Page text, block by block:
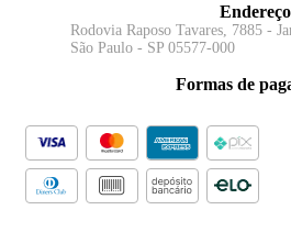
Endereço
Rodovia Raposo Tavares, 7885 -
São Paulo - SP 05577-000
Formas de